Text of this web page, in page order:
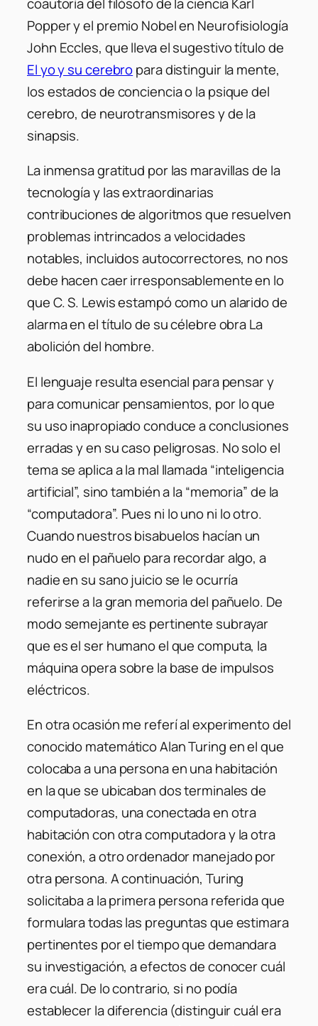
Popper y el premio Nobel en Neurofisiología
John Eccles, que lleva el sugestivo título de
El yo y su cerebropara distinguir la mente,
los estados de conciencia o la psique del
cerebro, de neurotransmisores y de la
sinapsis.
La inmensa gratitud por las maravillas de la
tecnología y las extraordinarias
contribuciones de algoritmos que resuelven
problemas intrincados a velocidades
notables, incluidos autocorrectores, no nos
debe hacen caer irresponsablemente en lo
que C. S. Lewis estampó como un alarido de
alarma en el título de su célebre obra La
abolición del hombre.
El lenguaje resulta esencial para pensar y
para comunicar pensamientos, por lo que
su uso inapropiado conduce a conclusiones
erradas y en su caso peligrosas. No solo el
tema se aplica a la mal llamada “inteligencia
artificial”, sino también a la “memoria” de la
“computadora”. Pues ni lo uno ni lo otro.
Cuando nuestros bisabuelos hacían un
nudo en el pañuelo para recordar algo, a
nadie en su sano juicio se le ocurría
referirse a la gran memoria del pañuelo. De
modo semejante es pertinente subrayar
que es el ser humano el que computa, la
máquina opera sobre la base de impulsos
eléctricos.
En otra ocasión me referí al experimento del
conocido matemático Alan Turing en el que
colocaba a una persona en una habitación
en la que se ubicaban dos terminales de
computadoras, una conectada en otra
habitación con otra computadora y la otra
conexión, a otro ordenador manejado por
otra persona. A continuación, Turing
solicitaba a la primera persona referida que
formulara todas las preguntas que estimara
pertinentes por el tiempo que demandara
su investigación, a efectos de conocer cuál
era cuál. De lo contrario, si no podía
establecer la diferencia (distinguir cuál era